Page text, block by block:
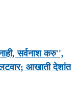
सर्वनाश करु'',
आखाती देशांत